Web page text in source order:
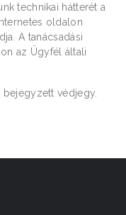
technikai hátterét a
oldalon
A tanácsadási
az Ügyfél általi
védjegy.